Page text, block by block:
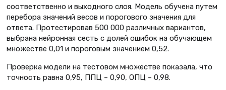
соответственно и выходного слоя. Модель обучена путем
перебора значений весов и порогового значения для
ответа. Протестировав 500 000 различных вариантов,
выбрана нейронная сесть с долей ошибок на обучающем
множестве 0,01 и пороговым значением 0,52.
Проверка модели на тестовом множестве показала, что
точность равна 0,95, ППЦ – 0,90, ОПЦ – 0,98.